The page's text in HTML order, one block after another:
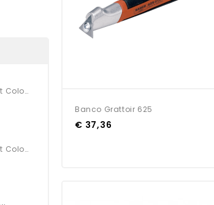
Lucite Pu Matt Color TEINTE
Lucite Pu Matt Color BLANC
Banco Grattoir 625
€ 37,36